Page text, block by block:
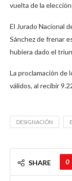
vuelta de la
El Jurado Nacional
Sánchez de frenar
hubiera dado el
La proclamación de
válidos, al recibir
DESIGNACIÓN
SHARE 0